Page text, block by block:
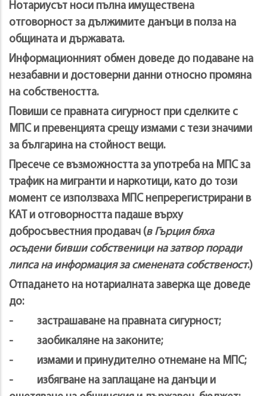
Нотариусът носи пълна имуществена
отговорност за дължимите данъци в полза на
общината и държавата.
Информационният обмен доведе до подаване на
незабавни и достоверни данни относно промяна
на собствеността.
Повиши се правната сигурност при сделките с
МПС и превенцията срещу измами с тези значими
за българина на стойност вещи.
Пресече се възможността за употреба на МПС за
трафик на мигранти и наркотици, като до този
момент се използваха МПС непререгистрирани в
КАТ и отговорността падаше върху
добросъвестния продавач (в Гърция бяха
осъдени бивши собственици на затвор поради
липса на информация за сменената собственост.)
Отпадането на нотариалната заверка ще доведе
до:
- застрашаване на правната сигурност;
- заобикаляне на законите;
- измами и принудително отнемане на МПС;
- избягване на заплащане на данъци и